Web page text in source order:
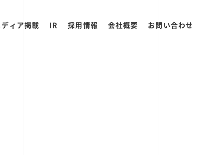
ィア掲載 IR 採用情報 会社概要 お問い合わせ